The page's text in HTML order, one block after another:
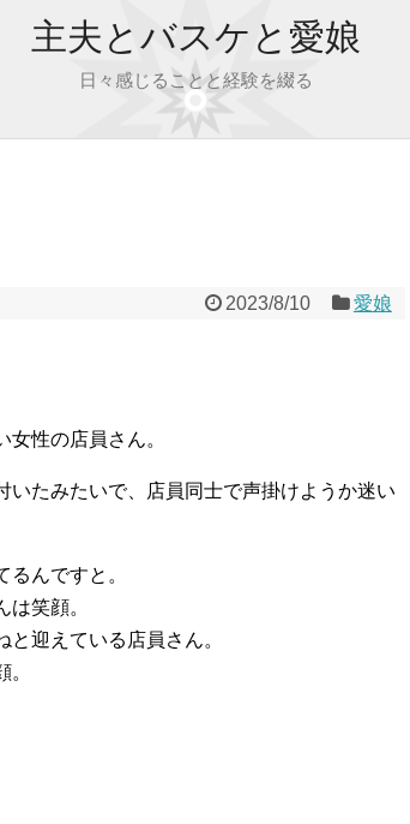
主夫とバスケと愛娘
日々感じることと経験を綴る
2023/8/10 愛娘
性の店員さん。
たみたいで、店員同士で声掛けようか迷い
んですと。
笑顔。
迎えている店員さん。